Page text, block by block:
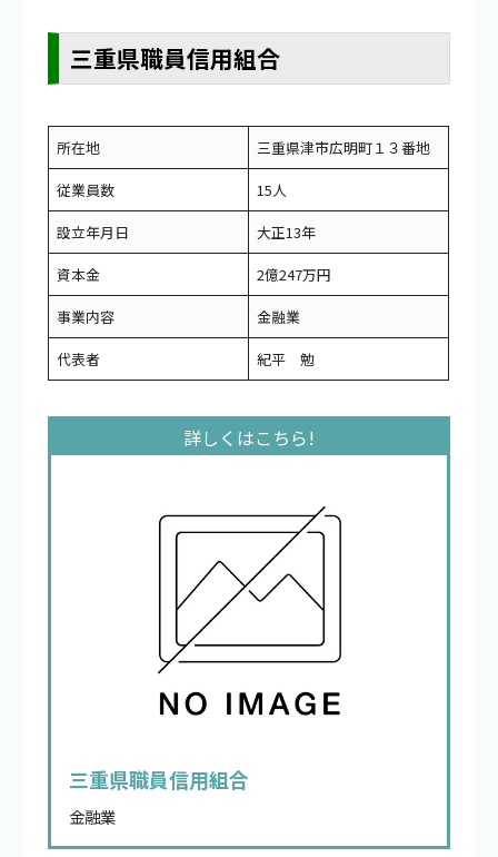
三重県職員信用組合
所在地
三重県津市広明町１３番地
従業員数
15人
設立年月日
大正13年
資本金
2億247万円
事業内容
金融業
代表者
紀平 勉
三重県職員信用組合
金融業